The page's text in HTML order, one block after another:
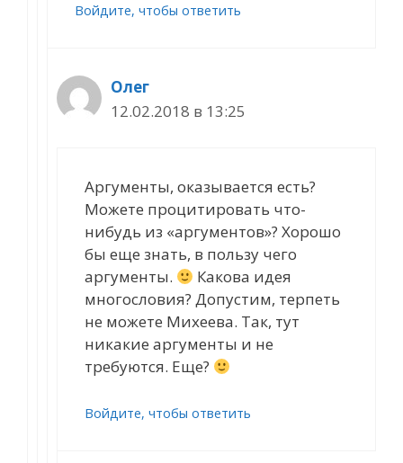
Войдите, чтобы ответить
Олег
12.02.2018 в 13:25
Аргументы, оказывается есть?
Можете процитировать что-
нибудь из «аргументов»? Хорошо
бы еще знать, в пользу чего
аргументы.
Какова идея
многословия? Допустим, терпеть
не можете Михеева. Так, тут
никакие аргументы и не
требуются. Еще?
Войдите, чтобы ответить